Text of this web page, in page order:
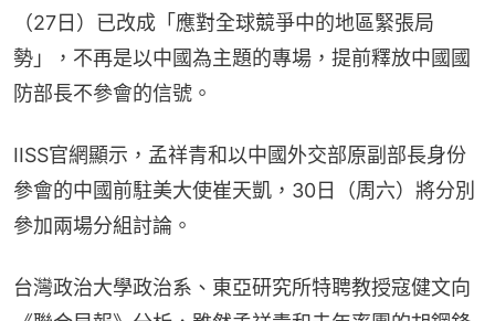
（27日）已改成「應對全球競爭中的地區緊張局
勢」，不再是以中國為主題的專場，提前釋放中國國
防部長不參會的信號。
IISS官網顯示，孟祥青和以中國外交部原副部長身份
參會的中國前駐美大使崔天凱，30日（周六）將分別
參加兩場分組討論。
台灣政治大學政治系、東亞研究所特聘教授寇健文向